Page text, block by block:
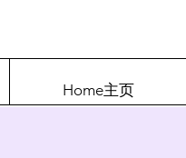
Home主页